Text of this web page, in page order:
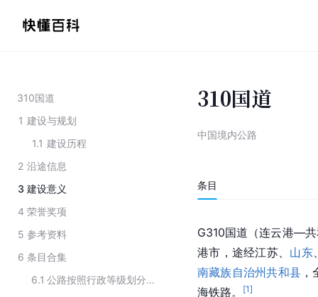
310国道
1 建设与规划
1.1 建设历程
2 沿途信息
3 建设意义
4 荣誉奖项
5 参考资料
6 条目合集
6.1
公路按照行政等级划分的类别
310国道
中国境内公路
条目
G310国道（连云港—
港市，途经江苏、 山东
南藏族自治州共和县
海铁路。
[1]